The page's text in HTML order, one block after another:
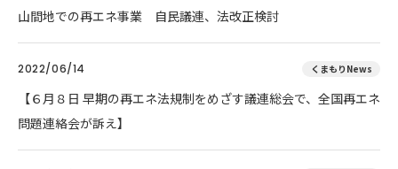
山間地での再エネ事業 自民議連、法改正検討
2022/06/14 くまもりNews
【６月８日 早期の再エネ法規制をめざす議連総会で、全国再エネ
問題連絡会が訴え】